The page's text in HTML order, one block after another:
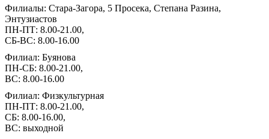
Филиалы: Стара-Загора, 5 Просека, Степана Разина,
Энтузиастов
ПН-ПТ: 8.00-21.00,
СБ-ВС: 8.00-16.00
Филиал: Буянова
ПН-СБ: 8.00-21.00,
ВС: 8.00-16.00
Филиал: Физкультурная
ПН-ПТ: 8.00-21.00,
СБ: 8.00-16.00,
ВС: выходной